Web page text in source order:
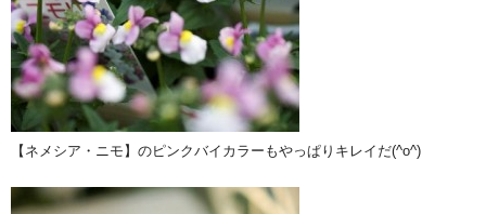
【ネメシア・ニモ】のピンクバイカラーもやっぱりキレイだ(^o^)